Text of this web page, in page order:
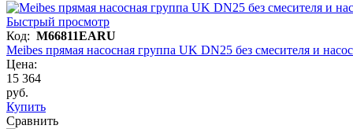
Быстрый просмотр
Код: M66811EARU
Meibes прямая насосная группа UK DN25 без смесителя и
Цена:
15 364
руб.
Купить
Сравнить